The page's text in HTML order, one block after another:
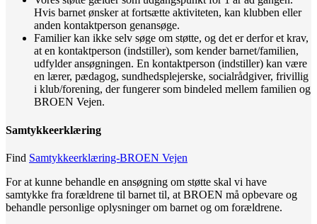
Hvis barnet ønsker at fortsætte aktiviteten, kan klubben eller
anden kontaktperson genansøge.
Familier kan ikke selv søge om støtte, og det er derfor et krav,
at en kontaktperson (indstiller), som kender barnet/familien,
udfylder ansøgningen. En kontaktperson (indstiller) kan være
en lærer, pædagog, sundhedsplejerske, socialrådgiver, frivillig
i klub/forening, der fungerer som bindeled mellem familien og
BROEN Vejen.
Samtykkeerklæring
Find Samtykkeerklæring-BROEN Vejen
For at kunne behandle en ansøgning om støtte skal vi have
samtykke fra forældrene til barnet til, at BROEN må opbevare og
behandle personlige oplysninger om barnet og om forældrene.